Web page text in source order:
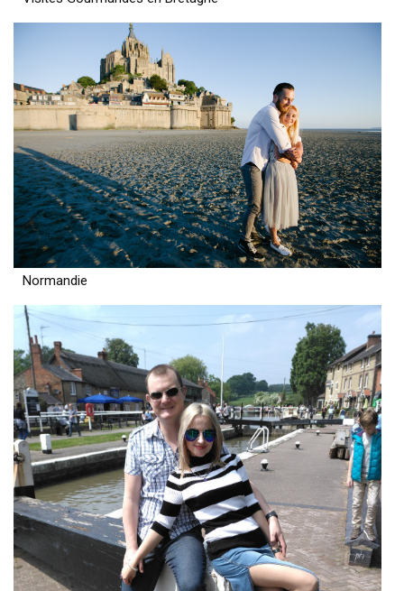
Normandie